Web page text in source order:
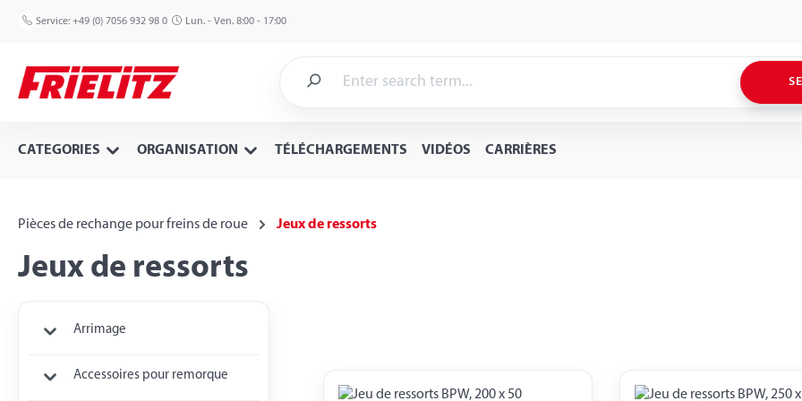
to main content
Skip to search
Skip to main navigation
Service: +49 (0) 7056 932 98 0 Lun. - Ven. 8:00 - 17:00
CATEGORIES ORGANISATION TÉLÉCHARGEMENTS VIDÉOS CARRIÈRES
Pièces de rechange pour freins de roue Jeux de ressorts
Jeux de ressorts
Arrimage
Accessoires pour remorque